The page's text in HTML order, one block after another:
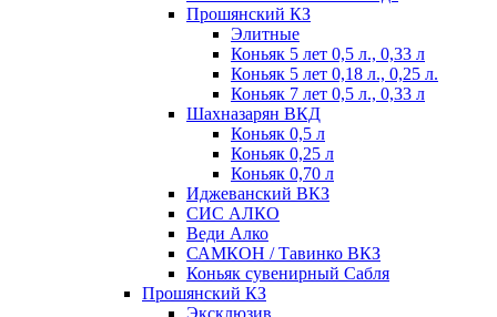
Прошянский КЗ
Элитные
Коньяк 5 лет 0,5 л., 0,33 л
Коньяк 5 лет 0,18 л., 0,25 л.
Коньяк 7 лет 0,5 л., 0,33 л
Шахназарян ВКД
Коньяк 0,5 л
Коньяк 0,25 л
Коньяк 0,70 л
Иджеванский ВКЗ
СИС АЛКО
Веди Алко
САМКОН / Тавинко ВКЗ
Коньяк сувенирный Сабля
Прошянский КЗ
Эксклюзив